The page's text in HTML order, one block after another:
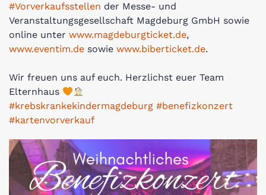
#Vorverkaufsstellen der Messe- und
Veranstaltungsgesellschaft Magdeburg GmbH sowie
online unter www.magdeburgticket.de,
www.eventim.de sowie www.biberticket.de.
Wir freuen uns auf euch. Herzlichst euer Team
Elternhaus
#krebskrankekindermagdeburg #benefizkonzert
#kartenvorverkauf